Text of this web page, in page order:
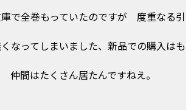
で全巻もっていたのですが 度重なる引
なってしまいました、新品での購入はも
間はたくさん居たんですねえ。